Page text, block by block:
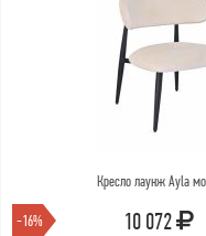
Кресло лаунж Ayla
-16% 10 072